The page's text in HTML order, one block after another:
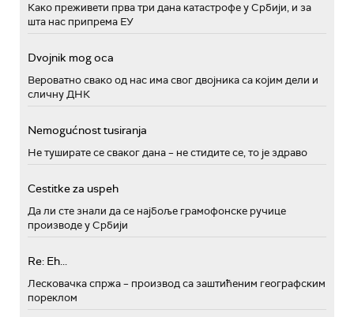
Како преживети прва три дана катастрофе у Србији, и за
шта нас припрема ЕУ
Dvojnik mog oca
Вероватно свако од нас има свог двојника са којим дели и
сличну ДНК
Nemogućnost tusiranja
Не туширате се сваког дана – не стидите се, то је здраво
Cestitke za uspeh
Да ли сте знали да се најбоље грамофонске ручице
производе у Србији
Re: Eh...
Лесковачка спржа – производ са заштићеним географским
пореклом